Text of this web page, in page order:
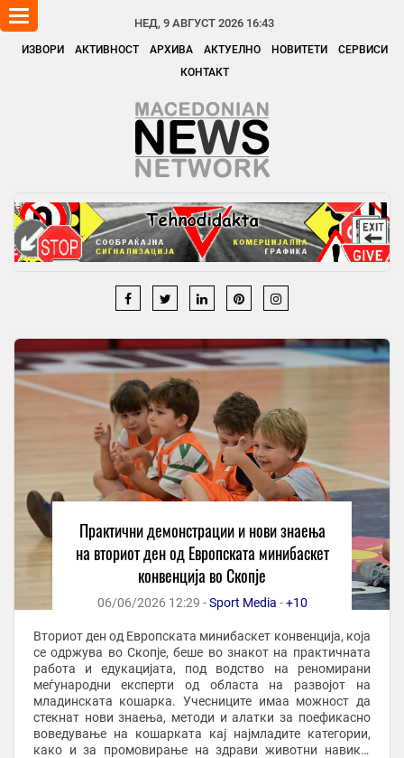
НЕД, 9 АВГУСТ 2026 16:43
ИЗВОРИ АКТИВНОСТ АРХИВА АКТУЕЛНО НОВИТЕТИ
СЕРВИСИ
КОНТАКТ
Toggle
navigation
Практични демонстрации и нови знаења
на вториот ден од Европската минибаскет
конвенција во Скопје
06/06/2026 12:29 -Sport Media -+10
Вториот ден од Европската минибаскет конвенција, која
се одржува во Скопје, беше во знакот на практичната
работа и едукацијата, под водство на реномирани
меѓународни експерти од областа на развојот на
младинската кошарка. Учесниците имаа можност да
стекнат нови знаења, методи и алатки за поефикасно
воведување на кошарката кај најмладите категории,
како и за промовирање на здрави животни навики,